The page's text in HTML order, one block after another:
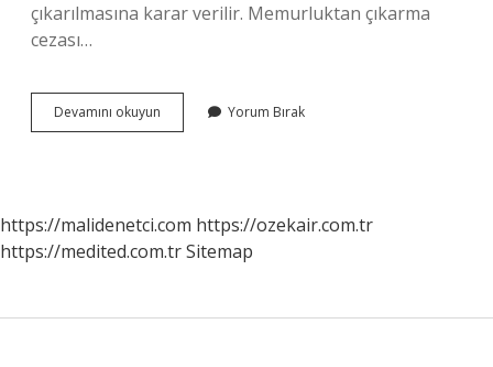
çıkarılmasına karar verilir. Memurluktan çıkarma
cezası…
Devamını okuyun
Durumlarda
Yorum Bırak
https://malidenetci.com https://ozekair.com.tr
https://medited.com.trSitemap